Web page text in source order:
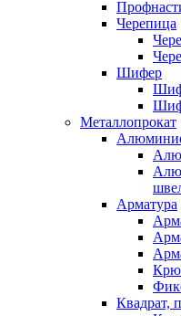
Черепица
Шифер
Металлопрокат
Арматура
Квадрат,